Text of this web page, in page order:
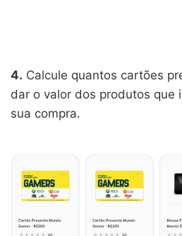
4. Calcule quantos cartões
dar o valor dos produtos que
sua compra.